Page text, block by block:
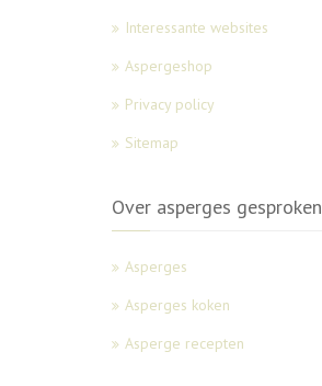
Interessante websites
Aspergeshop
Privacy policy
Sitemap
Over asperges gesproken
Asperges
Asperges koken
Asperge recepten